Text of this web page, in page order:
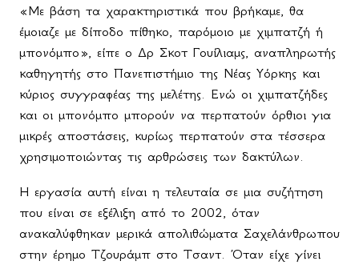
«Με βάση τα χαρακτηριστικά που βρήκαμε, θα
έμοιαζε με δίποδο πίθηκο, παρόμοιο με χιμπατζή ή
μπονόμπο», είπε ο Δρ Σκοτ Γουίλιαμς, αναπληρωτής
καθηγητής στο Πανεπιστήμιο της Νέας Υόρκης και
κύριος συγγραφέας της μελέτης. Ενώ οι χιμπατζήδες
και οι μπονόμπο μπορούν να περπατούν όρθιοι για
μικρές αποστάσεις, κυρίως περπατούν στα τέσσερα
χρησιμοποιώντας τις αρθρώσεις των δακτύλων.
Η εργασία αυτή είναι η τελευταία σε μια συζήτηση
που είναι σε εξέλιξη από το 2002, όταν
ανακαλύφθηκαν μερικά απολιθώματα Σαχελάνθρωπου
στην έρημο Τζουράμπ στο Τσαντ. Όταν είχε γίνει